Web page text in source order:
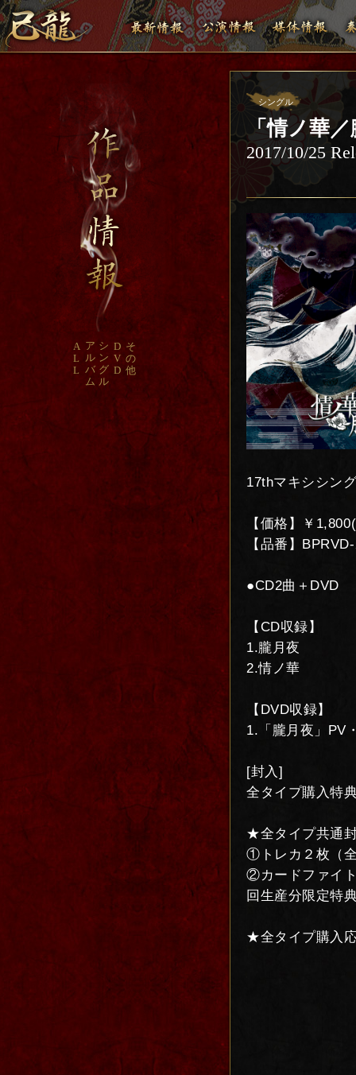
A
L
L
ア
ル
バ
ム
シ
ン
グ
ル
D
V
D
そ
の
他
シングル
「情ノ華
2017/10/25
17thマキシシン
【価格】￥
【品番】
●CD2曲＋DVD
【CD収録】
1.朧月夜
2.情ノ華
【DVD収録】
1.「朧月夜」PV
[封入]
全タイプ購入特
★全タイプ共通
①トレカ２枚（
②カードファイ
回生産分限定特
★全タイプ購入